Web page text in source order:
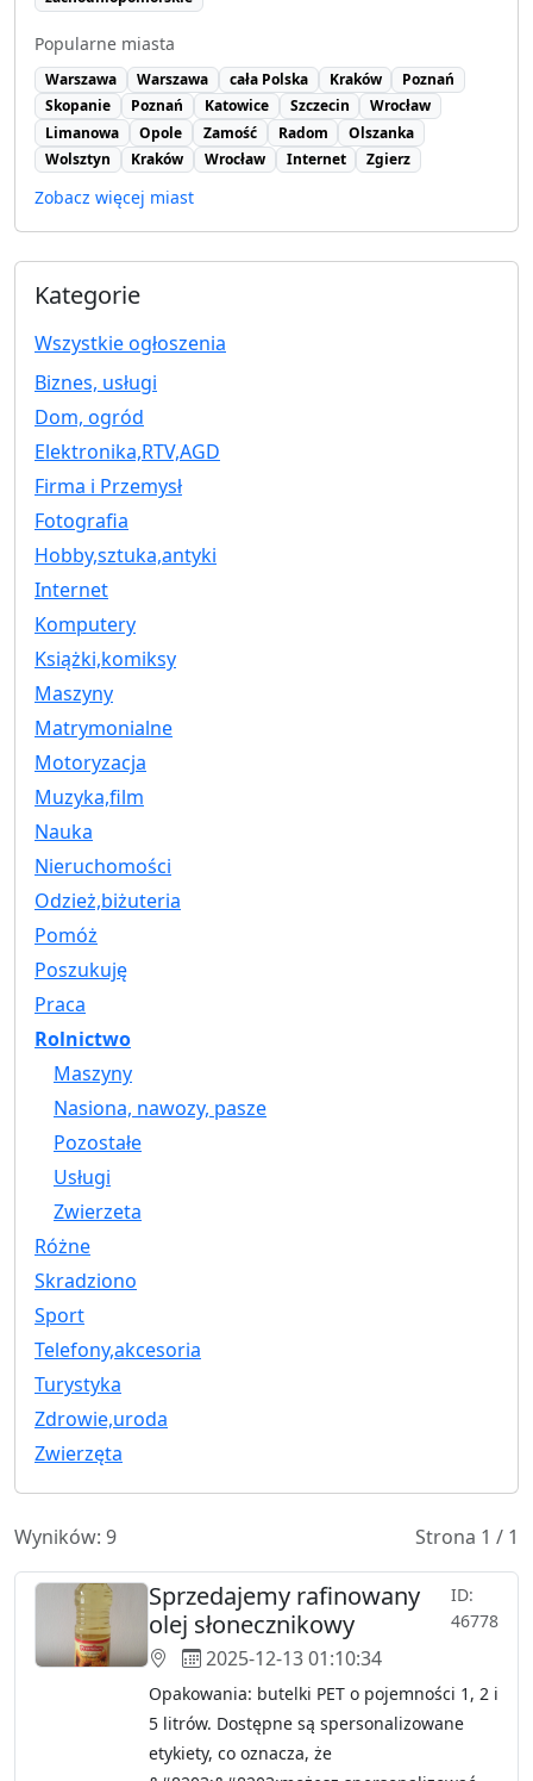
Popularne miasta
Warszawa Warszawa cała Polska Kraków
Poznań
Skopanie
Poznań Katowice Szczecin
Wrocław
Limanowa
Opole Zamość Radom
Olszanka
Wolsztyn
Kraków Wrocław Internet Zgierz
Zobacz więcej miast
Kategorie
Wszystkie ogłoszenia
Biznes, usługi
Dom, ogród
Elektronika,RTV,AGD
Firma i Przemysł
Fotografia
Hobby,sztuka,antyki
Internet
Komputery
Książki,komiksy
Maszyny
Matrymonialne
Motoryzacja
Muzyka,film
Nauka
Nieruchomości
Odzież,biżuteria
Pomóż
Poszukuję
Praca
Rolnictwo
Maszyny
Nasiona, nawozy, pasze
Pozostałe
Usługi
Zwierzeta
Różne
Skradziono
Sport
Telefony,akcesoria
Turystyka
Zdrowie,uroda
Zwierzęta
Wyników: 9 Strona 1 / 1
Sprzedajemy rafinowany
olej słonecznikowy
ID:
46778
2025-12-13 01:10:34
Opakowania: butelki PET o pojemności 1, 2 i
5 litrów. Dostępne są spersonalizowane
etykiety, co oznacza, że